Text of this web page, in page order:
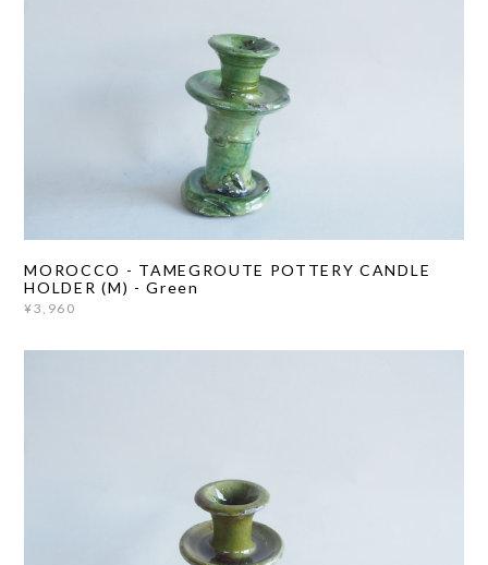
MOROCCO - TAMEGROUTE POTTERY CANDLE
HOLDER (M) - Green
¥3,960